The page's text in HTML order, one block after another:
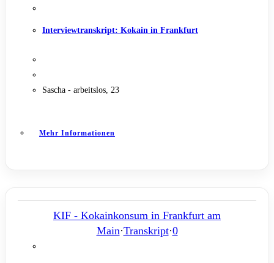
Interviewtranskript: Kokain in Frankfurt
Sascha - arbeitslos, 23
Mehr Informationen
KIF - Kokainkonsum in Frankfurt am
Main·Transkript·0